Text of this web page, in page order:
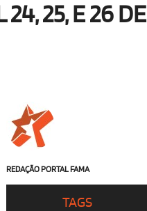
25, E 26 DE
REDAÇÃO PORTAL FAMA
TAGS